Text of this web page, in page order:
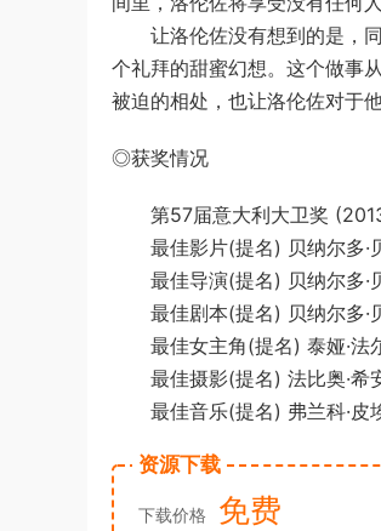
让洛伦佐没有想到的是，同
个礼拜的甜蜜幻想。这个做事
被迫的相处，也让洛伦佐对于
◎获奖情况
第57届意大利大卫奖
最佳影片(提名) 贝纳尔多·
最佳导演(提名) 贝纳尔多·
最佳剧本(提名) 贝纳尔多·贝
最佳女主角(提名) 泰娅·法
最佳摄影(提名) 法比奥·希
最佳音乐(提名) 弗兰科·皮
资源下载
下载价格 免费